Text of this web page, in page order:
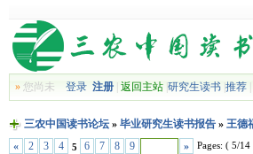
»您尚未 登录 注册| 返回主站| 研究生读书| 推荐|
三农中国读书论坛» 毕业研究生读书报告» 王德
«
2 3 4 5 6 7 8 9 » Pages: ( 5/